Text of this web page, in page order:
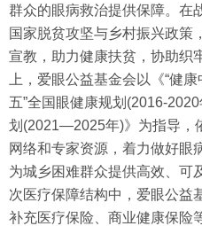
群众的眼病救治提供保障。在
国家脱贫攻坚与乡村振兴政策
宣教，助力健康扶贫，协助织
上，爱眼公益基金会以《“健
五”全国眼健康规划(2016-
划(2021—2025年)》为指导，
网络和专家资源，着力做好眼
为城乡困难群众提供高效、可
次医疗保障结构中，爱眼公益
补充医疗保险、商业健康保险